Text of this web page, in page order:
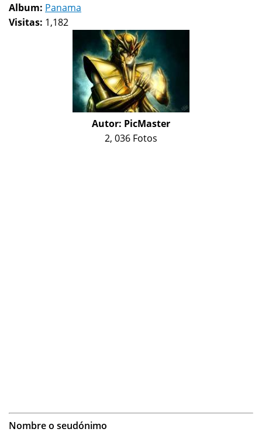
Album: Panama
Visitas: 1,182
Autor: PicMaster
2, 036 Fotos
Nombre o seudónimo